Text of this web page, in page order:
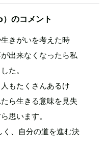
のコメント
きがいを考えた時
出来なくなったら私
た。
もたくさんあるけ
ら生きる意味を見失
思います。
、自分の道を進む決